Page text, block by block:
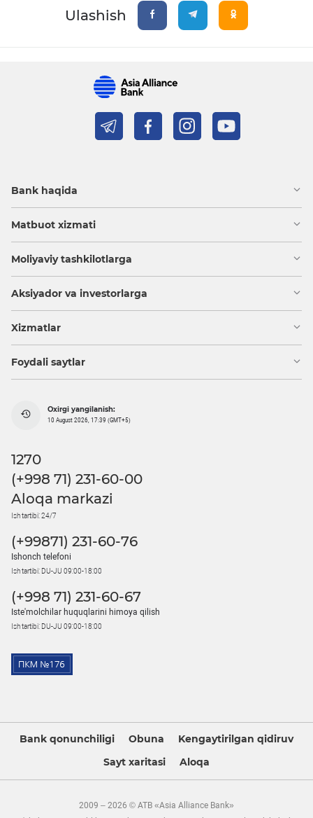
Ulashish
Bank haqida
Matbuot xizmati
Moliyaviy tashkilotlarga
Aksiyador va investorlarga
Xizmatlar
Foydali saytlar
Oxirgi yangilanish:
10 August 2026, 17:39 (GMT+5)
1270
(+998 71) 231-60-00
Aloqa markazi
Ish tartibi: 24/7
(+99871) 231-60-76
Ishonch telefoni
Ish tartibi: DU-JU 09:00-18:00
(+998 71) 231-60-67
Iste'molchilar huquqlarini himoya qilish
Ish tartibi: DU-JU 09:00-18:00
Bank qonunchiligi Obuna
Kengaytirilgan qidiruv
Sayt xaritasi
Aloqa
2009 – 2026 © ATB «Asia Alliance Bank»